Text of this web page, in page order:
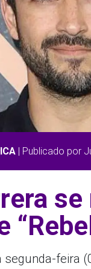
| Publicado por
feira